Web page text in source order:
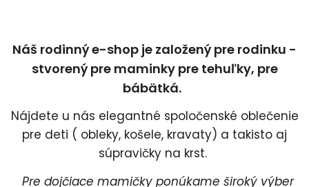
Náš rodinný e-shop je založený pre rodinku -
stvorený pre maminky pre tehuľky, pre
bábätká.
Nájdete u nás elegantné spoločenské oblečenie
pre deti ( obleky, košele, kravaty) a takisto aj
súpravičky na krst.
Pre dojčiace mamičky ponúkame široký výber